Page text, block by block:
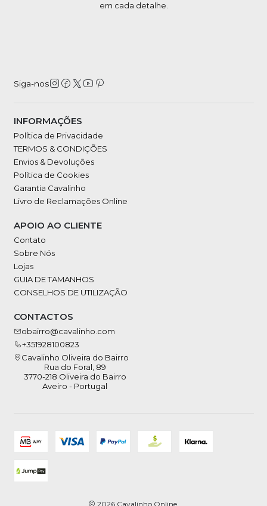
em cada detalhe.
Siga-nos
INFORMAÇÕES
Política de Privacidade
TERMOS & CONDIÇÕES
Envios & Devoluções
Política de Cookies
Garantia Cavalinho
Livro de Reclamações Online
APOIO AO CLIENTE
Contato
Sobre Nós
Lojas
GUIA DE TAMANHOS
CONSELHOS DE UTILIZAÇÃO
CONTACTOS
obairro@cavalinho.com
+351928100823
Cavalinho Oliveira do Bairro
Rua do Foral, 89
3770-218 Oliveira do Bairro
Aveiro - Portugal
2026 Cavalinho Online.